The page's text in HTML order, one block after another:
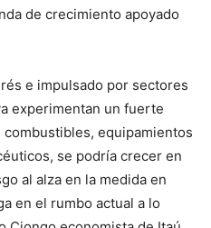
de crecimiento apoyado
e impulsado por sectores
experimentan un fuerte
equipamientos
se podría crecer en
al alza en la medida en
en el rumbo actual a lo